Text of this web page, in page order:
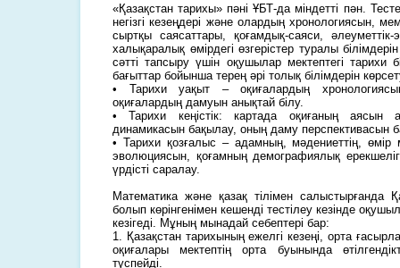
«Қазақстан тарихы» пәні ҰБТ-да міндетті пән.
негізгі кезеңдері және олардың хронологиясын,
сыртқы саясаттары, қоғамдық-саяси,
халықаралық өмірдегі өзгерістер туралы
сәтті тапсыру үшін оқушылар мектептегі тарихи
бағыттар бойынша терең әрі толық білімдерін
• Тарихи уақыт – оқиғалардың
оқиғалардың дамуын анықтай білу.
• Тарихи кеңістік: картада оқиғаның аясын
динамикасын бақылау, оның даму перспективасын
• Тарихи қозғалыс – адамның, мәдениеттің,
эволюциясын, қоғамның демографиялық
үрдісті саралау.
Математика және қазақ тілімен салыстырғанда
болып көрінгенімен кешенді тестілеу кезінде
кезігеді. Мұның мынадай себептері бар:
1. Қазақстан тарихының ежелгі кезеңі, орта
оқиғалары мектептің орта буынында
түспейді.